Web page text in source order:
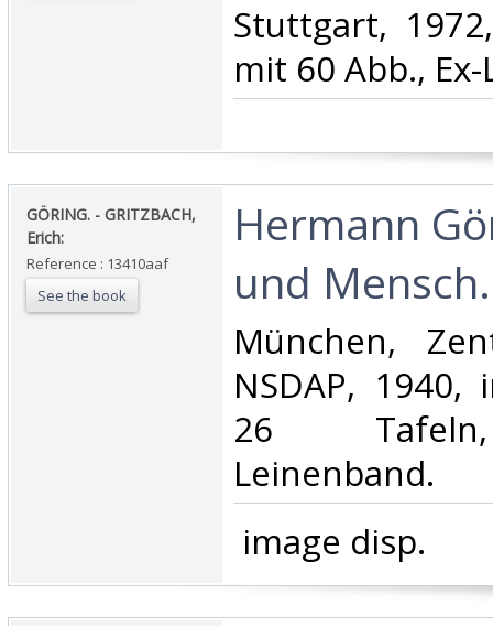
‎Stuttgart,
mit 60 Abb.,
‎GÖRING. - GRITZBACH,
Erich:‎
Reference : 13410aaf
See the book
‎Hermann
und Mensch.‎
‎München,
NSDAP, 1940,
26
Leinenband.‎
‎ image disp.‎